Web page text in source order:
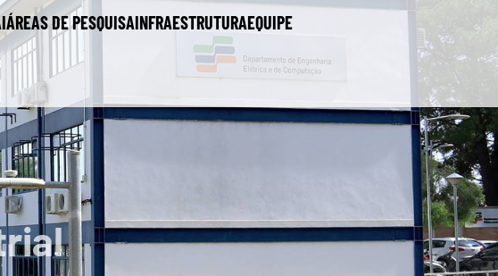
ÁREAS DE PESQUISAINFRAESTRUTURAEQUIPE